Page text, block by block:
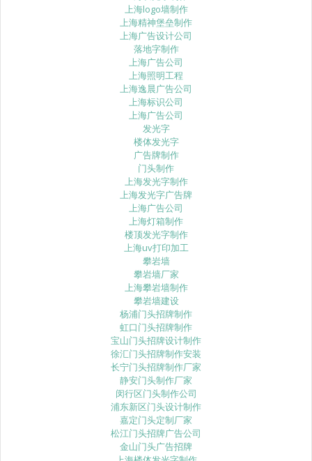
上海logo墙制作
上海精神堡垒制作
上海广告设计公司
落地字制作
上海广告公司
上海照明工程
上海逸晨广告公司
上海标识公司
上海广告公司
发光字
楼体发光字
广告牌制作
门头制作
上海发光字制作
上海发光字广告牌
上海广告公司
上海灯箱制作
楼顶发光字制作
上海uv打印加工
攀岩墙
攀岩墙厂家
上海攀岩墙制作
攀岩墙建设
杨浦门头招牌制作
虹口门头招牌制作
宝山门头招牌设计制作
徐汇门头招牌制作安装
长宁门头招牌制作厂家
静安门头制作厂家
闵行区门头制作公司
浦东新区门头设计制作
嘉定门头定制厂家
松江门头招牌广告公司
金山门头广告招牌